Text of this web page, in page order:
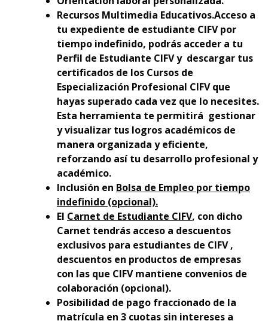
Recursos Multimedia Educativos.Acceso a
tu expediente de estudiante CIFV por
tiempo indefinido, podrás acceder a tu
Perfil de Estudiante CIFV y descargar tus
certificados de los Cursos de
Especialización Profesional CIFV que
hayas superado cada vez que lo necesites.
Esta herramienta te permitirá gestionar
y visualizar tus logros académicos de
manera organizada y eficiente,
reforzando así tu desarrollo profesional y
académico.
Inclusión en Bolsa de Empleo por tiempo
indefinido (opcional).
El Carnet de Estudiante CIFV, con dicho
Carnet tendrás acceso a descuentos
exclusivos para estudiantes de CIFV ,
descuentos en productos de empresas
con las que CIFV mantiene convenios de
colaboración (opcional).
Posibilidad de pago fraccionado de la
matrícula en 3 cuotas sin intereses a